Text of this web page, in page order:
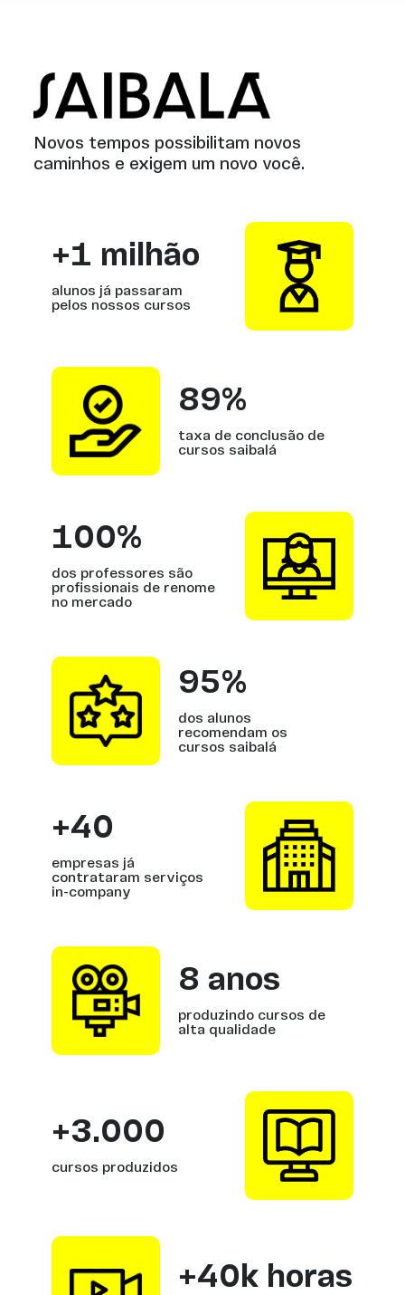
Saibalá
Novos tempos possibilitam novos
caminhos e exigem um novo você.
+1 milhão
alunos já passaram
pelos nossos cursos
89%
taxa de conclusão de
cursos saibalá
100%
dos professores são
profissionais de renome
no mercado
95%
dos alunos
recomendam os
cursos saibalá
+40
empresas já
contrataram serviços
in-company
8 anos
produzindo cursos de
alta qualidade
+3.000
cursos produzidos
+40k horas